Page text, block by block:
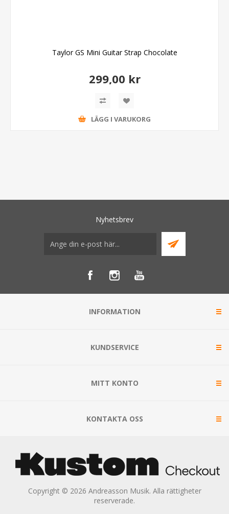
Taylor GS Mini Guitar Strap Chocolate
299,00 kr
LÄGG I VARUKORG
Nyhetsbrev
INFORMATION
KUNDSERVICE
MITT KONTO
KONTAKTA OSS
Copyright © 2026 Andreasson Musik. Alla rättigheter
reserverade.